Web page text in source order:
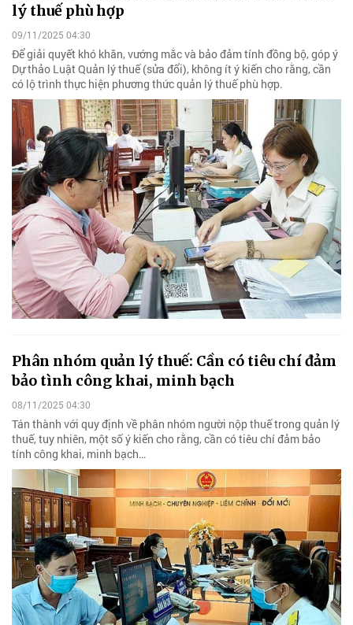
lý thuế phù hợp
09/11/2025 04:30
Để giải quyết khó khăn, vướng mắc và bảo đảm tính đồng bộ, góp ý
Dự thảo Luật Quản lý thuế (sửa đổi), không ít ý kiến cho rằng, cần
có lộ trình thực hiện phương thức quản lý thuế phù hợp.
Phân nhóm quản lý thuế: Cần có tiêu chí đảm
bảo tình công khai, minh bạch
08/11/2025 04:30
Tán thành với quy định về phân nhóm người nộp thuế trong quản lý
thuế, tuy nhiên, một số ý kiến cho rằng, cần có tiêu chí đảm bảo
tính công khai, minh bạch…